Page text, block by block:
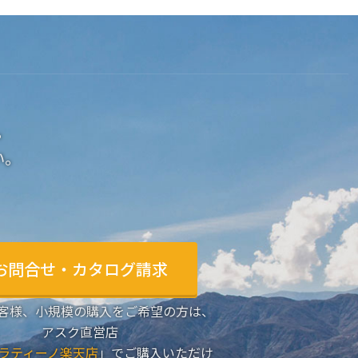
問合せ・カタログ請求
様、小規模の購入をご希望の方は、
アスク直営店
ティーノ楽天店」でご購入いただけ